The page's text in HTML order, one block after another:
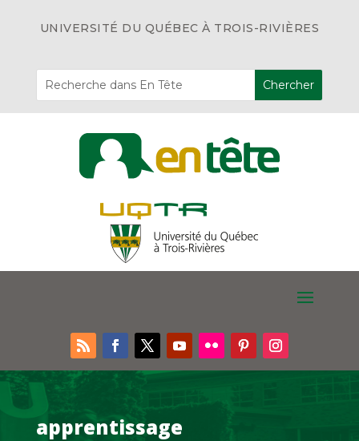
UNIVERSITÉ DU QUÉBEC À TROIS-RIVIÈRES
apprentissage